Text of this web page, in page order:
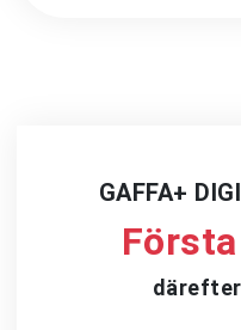
GAFFA+
därefter